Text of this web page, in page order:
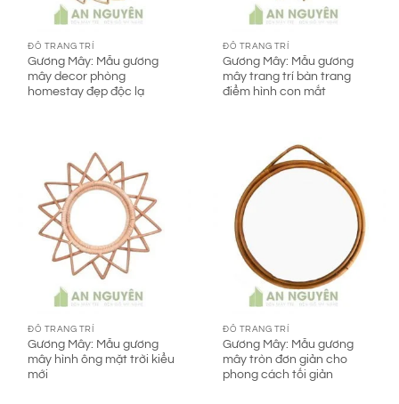
ĐỒ TRANG TRÍ
Gương Mây: Mẫu gương
mây decor phòng
homestay đẹp độc lạ
ĐỒ TRANG TRÍ
Gương Mây: Mẫu gương
mây trang trí bàn trang
điểm hình con mắt
ĐỒ TRANG TRÍ
Gương Mây: Mẫu gương
mây hình ông mặt trời kiểu
mới
ĐỒ TRANG TRÍ
Gương Mây: Mẫu gương
mây tròn đơn giản cho
phong cách tối giản